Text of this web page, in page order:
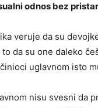
odnos bez
veruje da su
da su one daleko
uglavnom isto
nisu svesni da